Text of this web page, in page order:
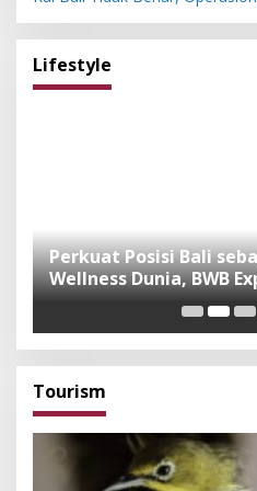
Lifestyle
Perkuat Posisi Bali
Wellness Dunia, BWB
Exhibitor Nasional dan
Tourism